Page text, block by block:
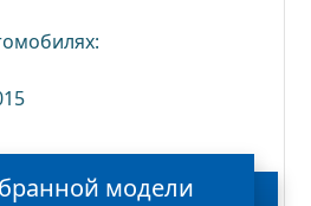
модели